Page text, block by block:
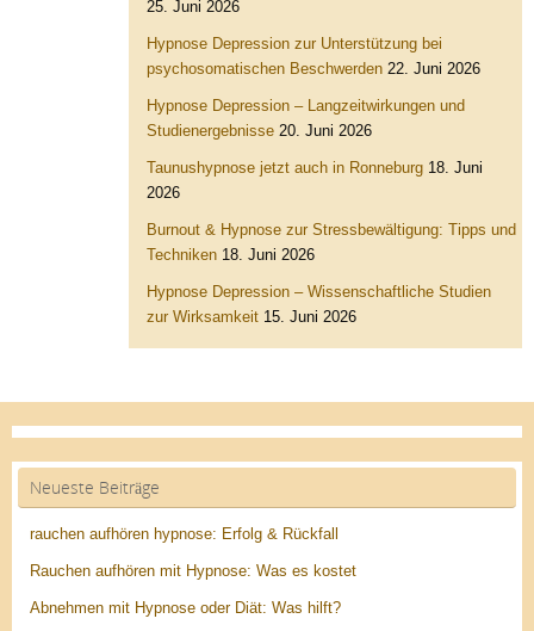
25. Juni 2026
Hypnose Depression zur Unterstützung bei
psychosomatischen Beschwerden 22. Juni 2026
Hypnose Depression – Langzeitwirkungen und
Studienergebnisse 20. Juni 2026
Taunushypnose jetzt auch in Ronneburg 18. Juni
2026
Burnout & Hypnose zur Stressbewältigung: Tipps und
Techniken 18. Juni 2026
Hypnose Depression – Wissenschaftliche Studien
zur Wirksamkeit 15. Juni 2026
Neueste Beiträge
rauchen aufhören hypnose: Erfolg & Rückfall
Rauchen aufhören mit Hypnose: Was es kostet
Abnehmen mit Hypnose oder Diät: Was hilft?